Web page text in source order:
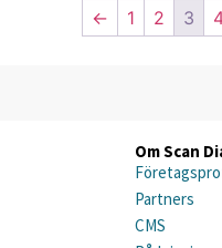
← 1 2 3
Om Scan
Partners
CMS